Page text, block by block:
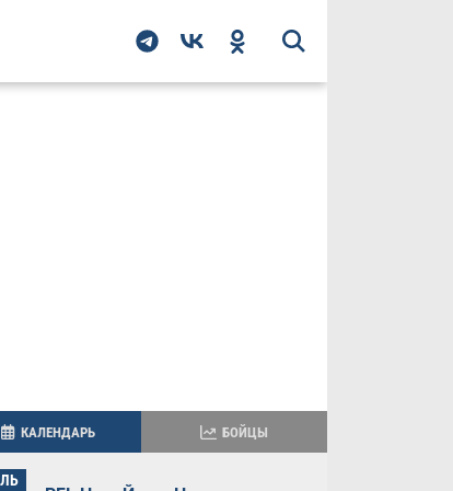
КАЛЕНДАРЬ БОЙЦЫ